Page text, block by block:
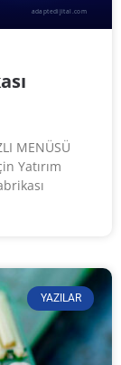
MENÜSÜ
Yatırım
YAZILAR